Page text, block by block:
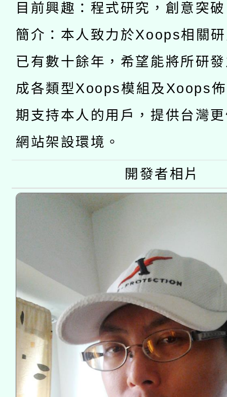
pilot」
轉知經濟部水利署委託
動」
115年8月22日(星期六
桃園市孔廟祈福系列
2026年桃園地景藝術
目前興趣：程式研究，創意突
簡介：本人致力於Xoops相關
已有數十餘年，希望能將所研
成各類型Xoops模組及Xoops
期支持本人的用戶，提供台灣
網站架設環境。
開發者相片